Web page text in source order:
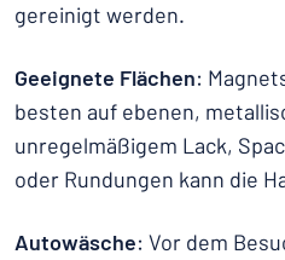
gereinigt werden.
Geeignete Flächen:
besten auf ebenen,
unregelmäßigem Lack,
oder Rundungen kann die
Autowäsche: Vor dem